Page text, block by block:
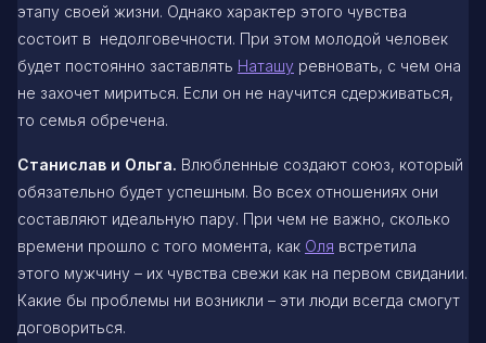
этапу своей жизни. Однако характер этого чувства
состоит в недолговечности. При этом молодой человек
будет постоянно заставлять Наташу ревновать, с чем она
не захочет мириться. Если он не научится сдерживаться,
то семья обречена.
Станислав и Ольга. Влюбленные создают союз, который
обязательно будет успешным. Во всех отношениях они
составляют идеальную пару. При чем не важно, сколько
времени прошло с того момента, как Оля встретила
этого мужчину – их чувства свежи как на первом свидании.
Какие бы проблемы ни возникли – эти люди всегда смогут
договориться.